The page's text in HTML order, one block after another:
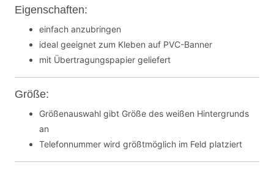
Eigenschaften:
einfach anzubringen
ideal geeignet zum Kleben auf PVC-Banner
mit Übertragungspapier geliefert
Größe:
Größenauswahl gibt Größe des weißen Hintergrunds
an
Telefonnummer wird größtmöglich im Feld platziert